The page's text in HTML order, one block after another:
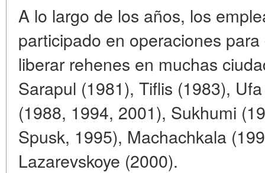
A lo largo de los años, los
participado en operaciones
liberar rehenes en muchas
Sarapul (1981), Tiflis (1983),
(1988, 1994, 2001), Sukhumi
Spusk, 1995), Machachkala
Lazarevskoye (2000).